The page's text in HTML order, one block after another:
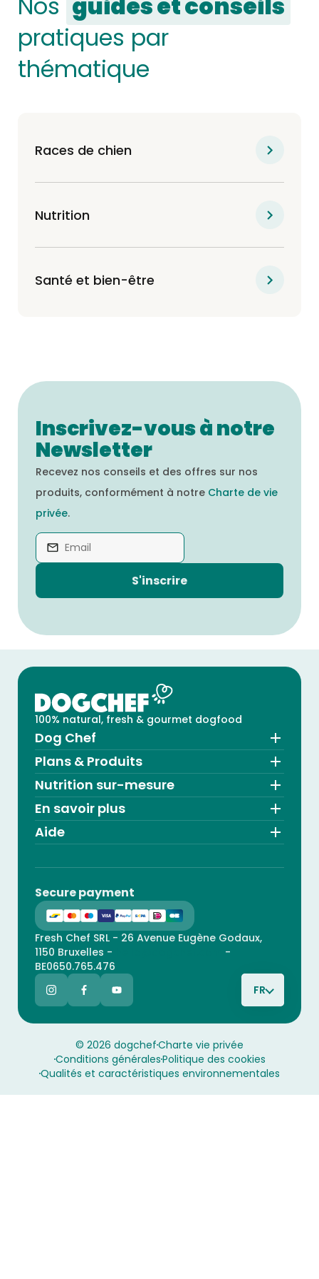
pratiques par
thématique
Races de chien
Nutrition
Santé et bien-être
Inscrivez-vous à notre
Newsletter
Recevez nos conseils et des offres sur nos
produits, conformément à notre Charte de vie
privée.
S'inscrire
100% natural, fresh & gourmet dogfood
Dog Chef
Plans & Produits
Nutrition sur-mesure
En savoir plus
Aide
Secure payment
Fresh Chef SRL - 26 Avenue Eugène Godaux,
1150 Bruxelles -
-
BE0650.765.476
FR
© 2026 dogchefCharte vie privée
Conditions généralesPolitique des cookies
Qualités et caractéristiques environnementales